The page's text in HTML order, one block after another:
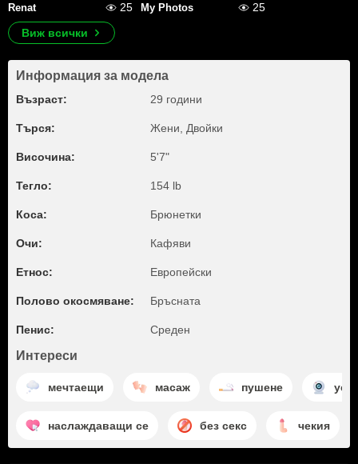
Renat 25 My Photos
25
Виж всички
Информация за модела
Възраст: 29 години
Търся: Жени, Двойки
Височина: 5'7"
Тегло: 154 lb
Коса: Брюнетки
Очи: Кафяви
Етнос: Европейски
Полово окосмяване: Бръсната
Пенис: Среден
Интереси
мечтаещи масаж пушене
наслаждаващи се без секс чекия